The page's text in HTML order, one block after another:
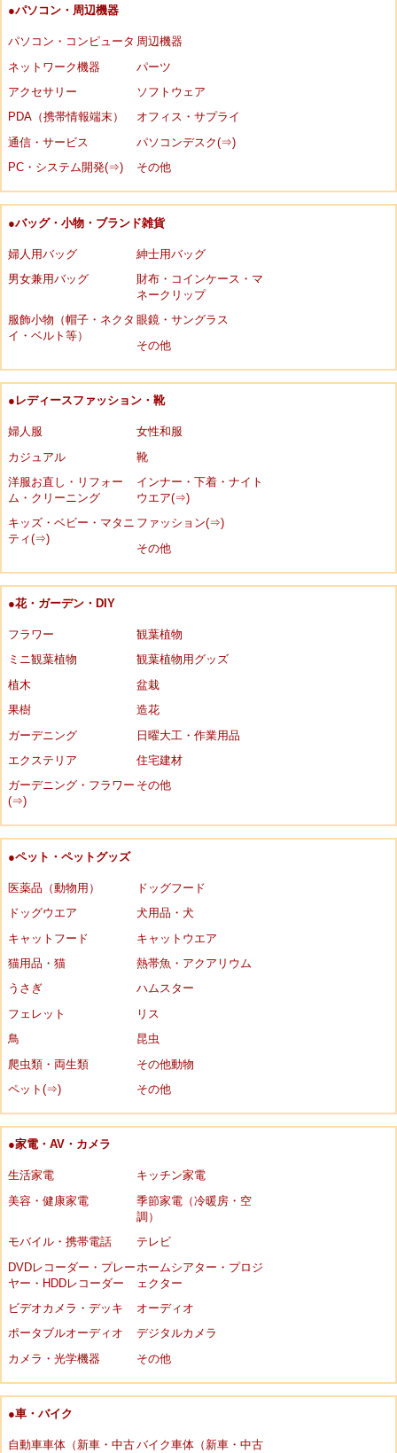
●パソコン・周辺機器
パソコン・コンピュータ 周辺機器
ネットワーク機器
パーツ
アクセサリー
ソフトウェア
PDA（携帯情報端末）
オフィス・サプライ
通信・サービス
パソコンデスク(⇒)
PC・システム開発(⇒)
その他
●バッグ・小物・ブランド雑貨
婦人用バッグ
紳士用バッグ
男女兼用バッグ
財布・コインケース・マ
ネークリップ
服飾小物（帽子・ネクタ
イ・ベルト等）
眼鏡・サングラス
その他
●レディースファッション・靴
婦人服
女性和服
カジュアル
靴
洋服お直し・リフォー
ム・クリーニング
インナー・下着・ナイト
ウエア(⇒)
キッズ・ベビー・マタニ
ティ(⇒)
ファッション(⇒)
その他
●花・ガーデン・DIY
フラワー
観葉植物
ミニ観葉植物
観葉植物用グッズ
植木
盆栽
果樹
造花
ガーデニング
日曜大工・作業用品
エクステリア
住宅建材
ガーデニング・フラワー
(⇒)
その他
●ペット・ペットグッズ
医薬品（動物用）
ドッグフード
ドッグウエア
犬用品・犬
キャットフード
キャットウエア
猫用品・猫
熱帯魚・アクアリウム
うさぎ
ハムスター
フェレット
リス
鳥
昆虫
爬虫類・両生類
その他動物
ペット(⇒)
その他
●家電・AV・カメラ
生活家電
キッチン家電
美容・健康家電
季節家電（冷暖房・空
調）
モバイル・携帯電話
テレビ
DVDレコーダー・プレー
ヤー・HDDレコーダー
ホームシアター・プロジ
ェクター
ビデオカメラ・デッキ
オーディオ
ポータブルオーディオ
デジタルカメラ
カメラ・光学機器
その他
●車・バイク
自動車車体（新車・中古バイク車体（新車・中古